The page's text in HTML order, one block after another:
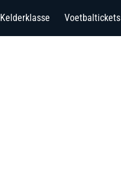
Kelderklasse Voetbaltickets